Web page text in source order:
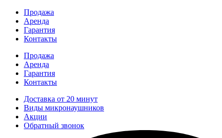
Перейти
содержимому
Продажа
Аренда
Гарантия
Контакты
Продажа
Аренда
Гарантия
Контакты
Доставка от 20 минут
Виды микронаушников
Акции
Обратный звонок